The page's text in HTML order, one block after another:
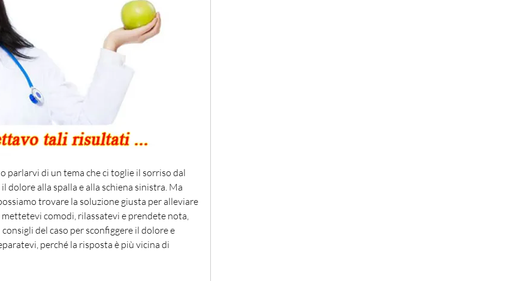
parlarvi di un tema che ci toglie il sorriso dal
dolore alla spalla e alla schiena sinistra. Ma
trovare la soluzione giusta per alleviare
comodi, rilassatevi e prendete nota,
del caso per sconfiggere il dolore e
perché la risposta è più vicina di